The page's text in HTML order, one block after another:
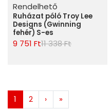
Rendelhető
Ruházat póló Troy Lee
Designs (Gwinning
fehér) S-es
9 751 Ft11 338 Ft
1 2 › »